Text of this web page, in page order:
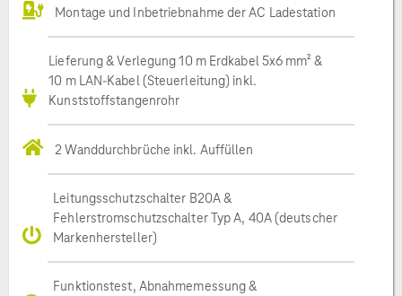
Montage und Inbetriebnahme der AC Ladestation
Lieferung & Verlegung 10 m Erdkabel 5x6 mm² &
10 m LAN-Kabel (Steuerleitung) inkl.
Kunststoffstangenrohr
2 Wanddurchbrüche inkl. Auffüllen
Leitungsschutzschalter B20A &
Fehlerstromschutzschalter Typ A, 40A (deutscher
Markenhersteller)
Funktionstest, Abnahmemessung &